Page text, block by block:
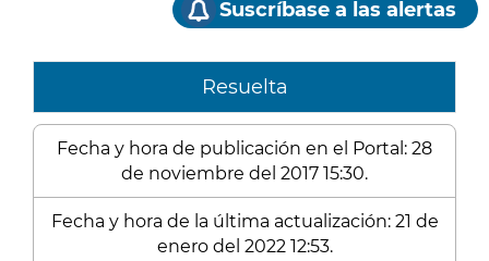
Suscríbase a las alertas
Resuelta
Fecha y hora de publicación en el Portal: 28
de noviembre del 2017 15:30.
Fecha y hora de la última actualización: 21 de
enero del 2022 12:53.